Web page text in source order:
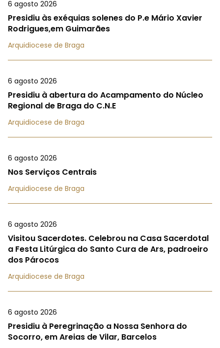
6 agosto 2026
Presidiu às exéquias solenes do P.e Mário Xavier
Rodrigues,em Guimarães
Arquidiocese de Braga
6 agosto 2026
Presidiu à abertura do Acampamento do Núcleo
Regional de Braga do C.N.E
Arquidiocese de Braga
6 agosto 2026
Nos Serviços Centrais
Arquidiocese de Braga
6 agosto 2026
Visitou Sacerdotes. Celebrou na Casa Sacerdotal
a Festa Litúrgica do Santo Cura de Ars, padroeiro
dos Párocos
Arquidiocese de Braga
6 agosto 2026
Presidiu à Peregrinação a Nossa Senhora do
Socorro, em Areias de Vilar, Barcelos